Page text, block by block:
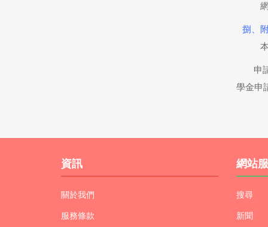
捌、
申
學金申
資訊
關於我們
服務條款
網站
搜尋
新聞